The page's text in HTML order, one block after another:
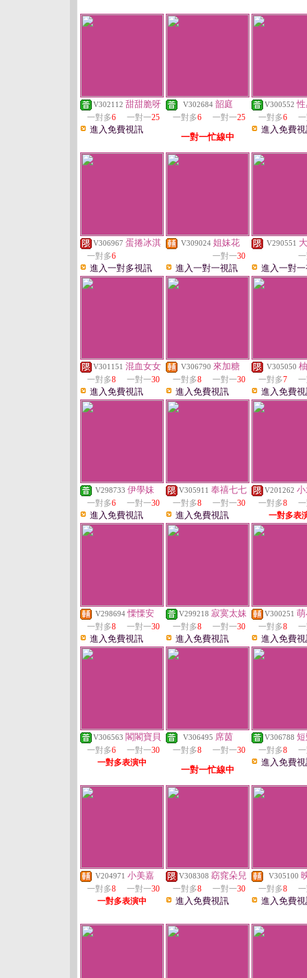
V302112 甜甜脆呀
一對多6 一對一25
進入免費視訊
V302684 韶庭
一對多6 一對一25
一對一忙線中
V300552
一對多6
進入免費
V306967 蛋捲冰淇
一對多6
進入一對多視訊
V309024 姐妹花
一對一30
進入一對一視訊
V290551
進入一對
V301151 混血女女
一對多8 一對一30
進入免費視訊
V306790 來加糖
一對多8 一對一30
進入免費視訊
V305050
一對多7
進入免費
V298733 伊學妹
一對多6 一對一30
進入免費視訊
V305911 奉禧七七
一對多8 一對一30
進入免費視訊
V201262
一對多8
一對多表
V298694 慄慄安
一對多8 一對一30
進入免費視訊
V299218 寂寞太妹
一對多8 一對一30
進入免費視訊
V300251
一對多8
進入免費
V306563 閣閣寶貝
一對多6 一對一30
一對多表演中
V306495 席茵
一對多8 一對一30
一對一忙線中
V306788
一對多8
進入免費
V204971 小美嘉
一對多8 一對一30
一對多表演中
V308308 窈窕朵兒
一對多8 一對一30
進入免費視訊
V305100
一對多8
進入免費